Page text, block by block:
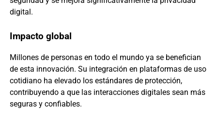
digital.
Impacto global
Millones de personas en todo el mundo ya se benefician
de esta innovación. Su integración en plataformas de uso
cotidiano ha elevado los estándares de protección,
contribuyendo a que las interacciones digitales sean más
seguras y confiables.